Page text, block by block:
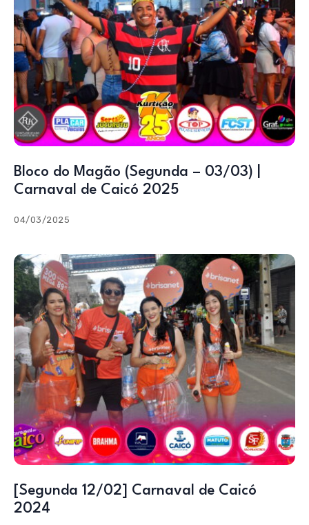
Bloco do Magão (Segunda – 03/03) |
Carnaval de Caicó 2025
04/03/2025
[Segunda 12/02] Carnaval de Caicó
2024